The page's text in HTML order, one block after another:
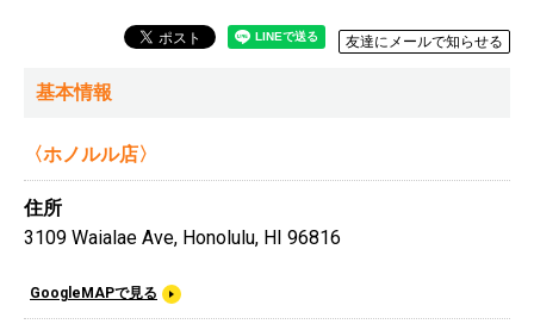
友達にメールで知らせる
基本情報
〈ホノルル店〉
住所
3109 Waialae Ave, Honolulu, HI 96816
GoogleMAPで見る